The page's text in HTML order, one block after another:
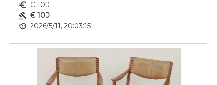
euro_symbol € 100
gavel € 100
av_timer 2026/5/11, 20:03:15